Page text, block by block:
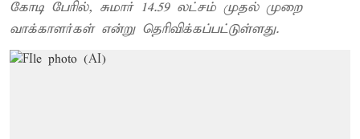
கோடி பேரில், சுமார் 14.59 லட்சம் முதல் முறை
வாக்காளர்கள் என்று தெரிவிக்கப்பட்டுள்ளது.